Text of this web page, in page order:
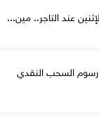
عند التاجر.. مين...
رسوم السحب النقدي